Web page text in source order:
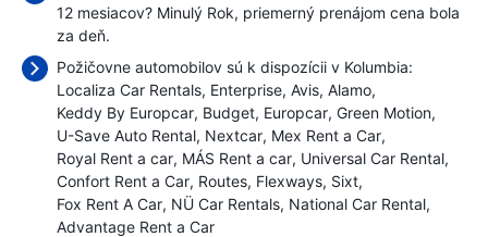
12 mesiacov? Minulý Rok, priemerný prenájom cena bola
za deň.
Požičovne automobilov sú k dispozícii v Kolumbia:
Localiza Car Rentals Enterprise Avis Alamo
Keddy By Europcar Budget Europcar Green Motion
U-Save Auto Rental Nextcar Mex Rent a Car
Royal Rent a car MÁS Rent a car Universal Car Rental
Confort Rent a Car Routes Flexways Sixt
Fox Rent A Car NÜ Car Rentals National Car Rental
Advantage Rent a Car